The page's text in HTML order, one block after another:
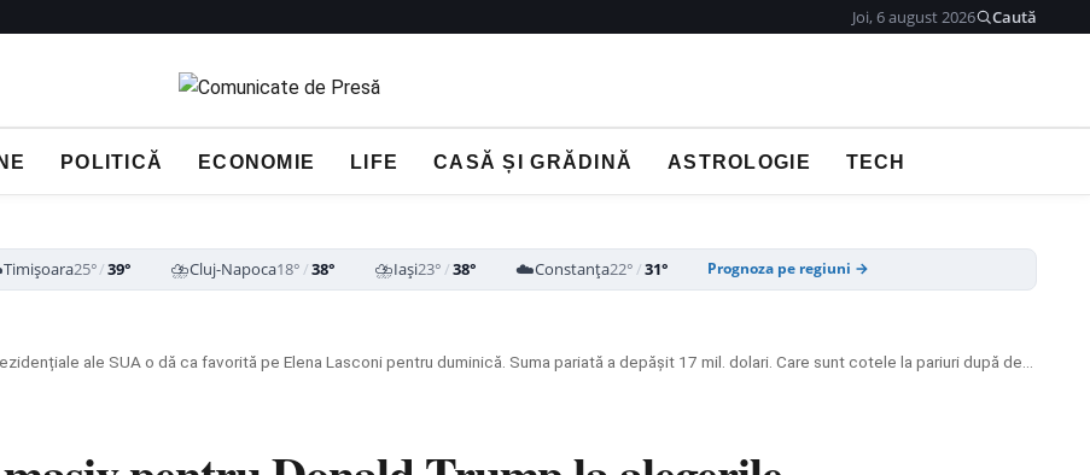
Joi, 6 august 2026 Caută
POLITICĂ ECONOMIE LIFE CASĂ ȘI GRĂDINĂ ASTROLOGIE TECH
Timișoara25°/39° ⛈️Cluj-Napoca18°/38° ⛈️Iași23°/38° ☁️Constanța22°/31° Prognoza pe regiuni →